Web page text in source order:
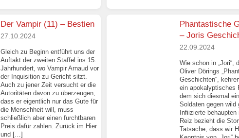
Der Vampir (11) – Bestien
27.10.2024
Gleich zu Beginn entführt uns der
Auftakt der zweiten Staffel ins 15.
Jahrhundert, wo Vampir Arnaud vor
der Inquisition zu Gericht sitzt.
Auch zu jener Zeit versucht er die
Autoritäten davon zu überzeugen,
dass er eigentlich nur das Gute für
die Menschheit will, muss
schließlich aber einen furchtbaren
Preis dafür zahlen. Zurück im Hier
und […]
Phantastische
– Joris
22.09.2024
Wie schon in „Jori“,
Oliver Dörings
Geschichten“,
ein apokalyptisches
dem sich diesmal
Soldaten gegen wild
Infiizierte
Reiz bezieht die
Tatsache, dass wir